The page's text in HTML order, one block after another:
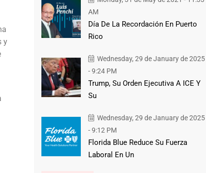
y
AM
Día De La Recordación En Puerto
Rico
Wednesday, 29 de January de 2025
- 9:24 PM
Trump, Su Orden Ejecutiva A ICE Y
Su
Wednesday, 29 de January de 2025
- 9:12 PM
Florida Blue Reduce Su Fuerza
Laboral En Un